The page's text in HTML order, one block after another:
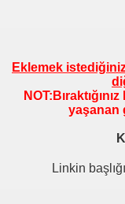
Eklemek
yaşanan
Linkin